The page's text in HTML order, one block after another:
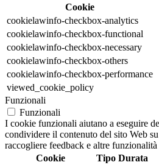
Cookie
cookielawinfo-checkbox-analytics
cookielawinfo-checkbox-functional
cookielawinfo-checkbox-necessary
cookielawinfo-checkbox-others
cookielawinfo-checkbox-performance
viewed_cookie_policy
Funzionali
Funzionali
I cookie funzionali aiutano a eseguire
condividere il contenuto del sito Web
raccogliere feedback e altre
Cookie
Tipo Durata